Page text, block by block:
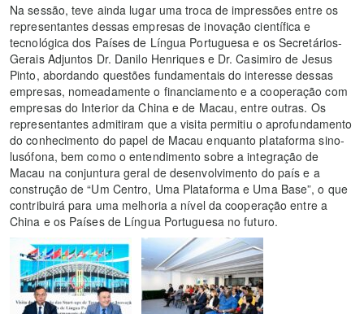
Na sessão, teve ainda lugar uma troca de impressões entre os
representantes dessas empresas de inovação científica e
tecnológica dos Países de Língua Portuguesa e os Secretários-
Gerais Adjuntos Dr. Danilo Henriques e Dr. Casimiro de Jesus
Pinto, abordando questões fundamentais do interesse dessas
empresas, nomeadamente o financiamento e a cooperação com
empresas do Interior da China e de Macau, entre outras. Os
representantes admitiram que a visita permitiu o aprofundamento
do conhecimento do papel de Macau enquanto plataforma sino-
lusófona, bem como o entendimento sobre a integração de
Macau na conjuntura geral de desenvolvimento do país e a
construção de “Um Centro, Uma Plataforma e Uma Base”, o que
contribuirá para uma melhoria a nível da cooperação entre a
China e os Países de Língua Portuguesa no futuro.